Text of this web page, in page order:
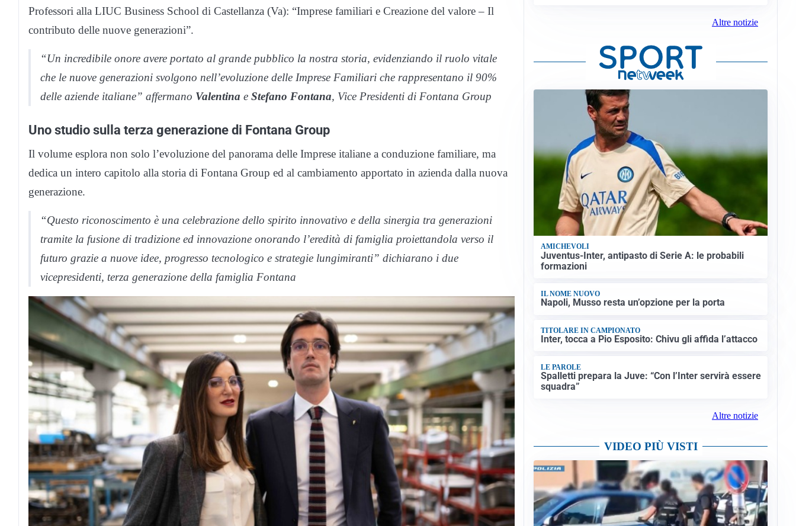
Professori alla LIUC Business School di Castellanza (Va): “Imprese familiari e Creazione del valore – Il
contributo delle nuove generazioni”.
“Un incredibile onore avere portato al grande pubblico la nostra storia, evidenziando il ruolo vitale
che le nuove generazioni svolgono nell’evoluzione delle Imprese Familiari che rappresentano il 90%
delle aziende italiane” affermano Valentina e Stefano Fontana, Vice Presidenti di Fontana Group
Uno studio sulla terza generazione di Fontana Group
Il volume esplora non solo l’evoluzione del panorama delle Imprese italiane a conduzione familiare, ma
dedica un intero capitolo alla storia di Fontana Group ed al cambiamento apportato in azienda dalla nuova
generazione.
“Questo riconoscimento è una celebrazione dello spirito innovativo e della sinergia tra generazioni
tramite la fusione di tradizione ed innovazione onorando l’eredità di famiglia proiettandola verso il
futuro grazie a nuove idee, progresso tecnologico e strategie lungimiranti” dichiarano i due
vicepresidenti, terza generazione della famiglia Fontana
Altre notizie
AMICHEVOLI
Juventus-Inter, antipasto di Serie A: le probabili
formazioni
IL NOME NUOVO
Napoli, Musso resta un’opzione per la porta
TITOLARE IN CAMPIONATO
Inter, tocca a Pio Esposito: Chivu gli affida l’attacco
LE PAROLE
Spalletti prepara la Juve: “Con l’Inter servirà essere
squadra”
Altre notizie
VIDEO PIÙ VISTI